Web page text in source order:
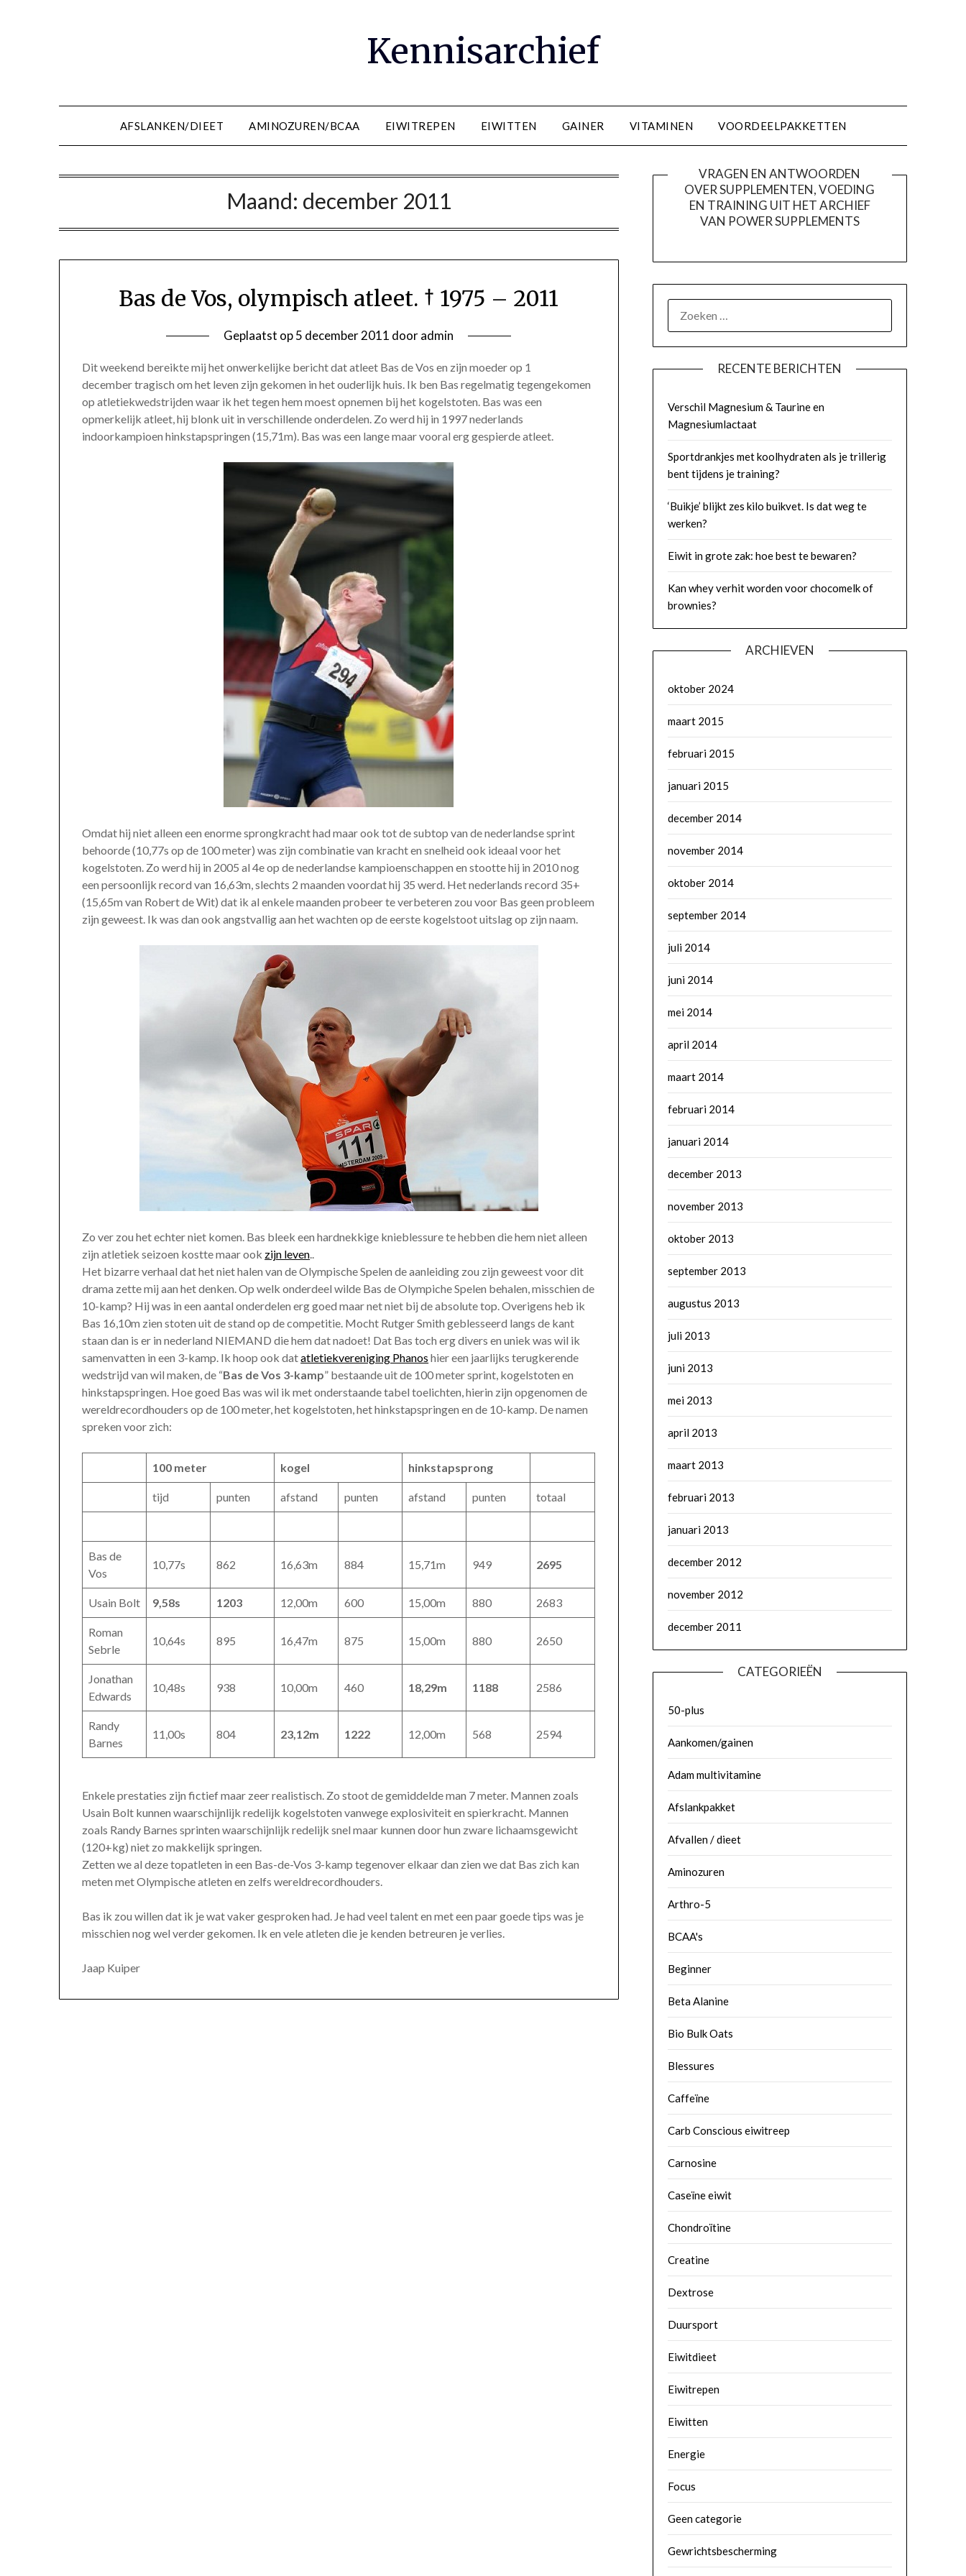
Kennisarchief
AFSLANKEN/DIEET AMINOZUREN/BCAA EIWITREPEN EIWITTEN GAINER VITAMINEN VOORDEELPAKKETTEN
Maand: december 2011
Bas de Vos, olympisch atleet. † 1975 – 2011
Geplaatst op5 december 2011 dooradmin
Dit weekend bereikte mij het onwerkelijke bericht dat atleet Bas de Vos en zijn moeder op 1
december tragisch om het leven zijn gekomen in het ouderlijk huis. Ik ben Bas regelmatig tegengekomen
op atletiekwedstrijden waar ik het tegen hem moest opnemen bij het kogelstoten. Bas was een
opmerkelijk atleet, hij blonk uit in verschillende onderdelen. Zo werd hij in 1997 nederlands
indoorkampioen hinkstapspringen (15,71m). Bas was een lange maar vooral erg gespierde atleet.
Omdat hij niet alleen een enorme sprongkracht had maar ook tot de subtop van de nederlandse sprint
behoorde (10,77s op de 100 meter) was zijn combinatie van kracht en snelheid ook ideaal voor het
kogelstoten. Zo werd hij in 2005 al 4e op de nederlandse kampioenschappen en stootte hij in 2010 nog
een persoonlijk record van 16,63m, slechts 2 maanden voordat hij 35 werd. Het nederlands record 35+
(15,65m van Robert de Wit) dat ik al enkele maanden probeer te verbeteren zou voor Bas geen probleem
zijn geweest. Ik was dan ook angstvallig aan het wachten op de eerste kogelstoot uitslag op zijn naam.
Zo ver zou het echter niet komen. Bas bleek een hardnekkige knieblessure te hebben die hem niet alleen
zijn atletiek seizoen kostte maar ook zijn leven..
Het bizarre verhaal dat het niet halen van de Olympische Spelen de aanleiding zou zijn geweest voor dit
drama zette mij aan het denken. Op welk onderdeel wilde Bas de Olympiche Spelen behalen, misschien de
10-kamp? Hij was in een aantal onderdelen erg goed maar net niet bij de absolute top. Overigens heb ik
Bas 16,10m zien stoten uit de stand op de competitie. Mocht Rutger Smith geblesseerd langs de kant
staan dan is er in nederland NIEMAND die hem dat nadoet! Dat Bas toch erg divers en uniek was wil ik
samenvatten in een 3-kamp. Ik hoop ook datatletiekvereniging Phanos hier een jaarlijks terugkerende
wedstrijd van wil maken, de “Bas de Vos 3-kamp” bestaande uit de 100 meter sprint, kogelstoten en
hinkstapspringen. Hoe goed Bas was wil ik met onderstaande tabel toelichten, hierin zijn opgenomen de
wereldrecordhouders op de 100 meter, het kogelstoten, het hinkstapspringen en de 10-kamp. De namen
spreken voor zich:
100 meter kogel hinkstapsprong
tijd punten afstand punten afstand punten totaal
Bas de
Vos
10,77s 862 16,63m 884 15,71m 949 2695
Usain Bolt 9,58s 1203 12,00m 600 15,00m 880 2683
Roman
Sebrle
10,64s 895 16,47m 875 15,00m 880 2650
Jonathan
Edwards
10,48s 938 10,00m 460 18,29m 1188 2586
Randy
Barnes
11,00s 804 23,12m 1222 12,00m 568 2594
Enkele prestaties zijn fictief maar zeer realistisch. Zo stoot de gemiddelde man 7 meter. Mannen zoals
Usain Bolt kunnen waarschijnlijk redelijk kogelstoten vanwege explosiviteit en spierkracht. Mannen
zoals Randy Barnes sprinten waarschijnlijk redelijk snel maar kunnen door hun zware lichaamsgewicht
(120+kg) niet zo makkelijk springen.
Zetten we al deze topatleten in een Bas-de-Vos 3-kamp tegenover elkaar dan zien we dat Bas zich kan
meten met Olympische atleten en zelfs wereldrecordhouders.
Bas ik zou willen dat ik je wat vaker gesproken had. Je had veel talent en met een paar goede tips was je
misschien nog wel verder gekomen. Ik en vele atleten die je kenden betreuren je verlies.
Jaap Kuiper
VRAGEN EN ANTWOORDEN
OVER SUPPLEMENTEN, VOEDING
EN TRAINING UIT HET ARCHIEF
VAN POWER SUPPLEMENTS
NAAR:
RECENTE BERICHTEN
Verschil Magnesium & Taurine en
Magnesiumlactaat
Sportdrankjes met koolhydraten als je trillerig
bent tijdens je training?
‘Buikje’ blijkt zes kilo buikvet. Is dat weg te
werken?
Eiwit in grote zak: hoe best te bewaren?
Kan whey verhit worden voor chocomelk of
brownies?
ARCHIEVEN
oktober 2024
maart 2015
februari 2015
januari 2015
december 2014
november 2014
oktober 2014
september 2014
juli 2014
juni 2014
mei 2014
april 2014
maart 2014
februari 2014
januari 2014
december 2013
november 2013
oktober 2013
september 2013
augustus 2013
juli 2013
juni 2013
mei 2013
april 2013
maart 2013
februari 2013
januari 2013
december 2012
november 2012
december 2011
CATEGORIEËN
50-plus
Aankomen/gainen
Adam multivitamine
Afslankpakket
Afvallen / dieet
Aminozuren
Arthro-5
BCAA's
Beginner
Beta Alanine
Bio Bulk Oats
Blessures
Caffeïne
Carb Conscious eiwitreep
Carnosine
Caseïne eiwit
Chondroïtine
Creatine
Dextrose
Duursport
Eiwitdieet
Eiwitrepen
Eiwitten
Energie
Focus
Geen categorie
Gewrichtsbescherming